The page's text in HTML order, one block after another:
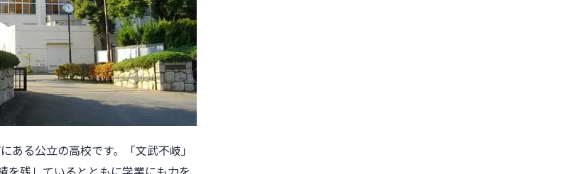
ある公立の高校です。「文武不岐」